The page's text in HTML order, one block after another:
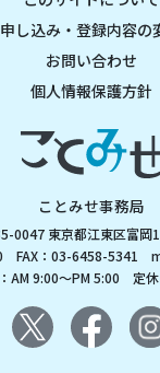
し込み・登録内容の
お問い合わせ
個人情報保護方針
ことみせ事務局
0047 東京都江東区富岡
FAX：03-6458-5341
AM 9:00～PM 5:00 定